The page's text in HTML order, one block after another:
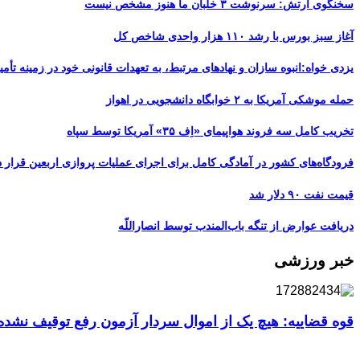
سخنگوی ارتش: سرنوشت ۳ خلبان ما هنوز مشخص نیست
آغاز سبز بورس با رشد ۱۱۰ هزار واحدی شاخص کل
یزدی خواه:انبوه سازان و نهادهای مرتبط، به تعهدات قانونی خود در زمینه
حمله موشکی آمریکا به ۲ خوابگاه دانشجویی در اهواز
تخریب کامل سه فروند هواپیمای «اِف ۳۵» آمریکا توسط سپاه
فرودگاه‌های کشور در آمادگی کامل برای اجرای عملیات پروازی اربعین قرار
قیمت نفت ۹۰ دلار شد
دریافت عوارض از تنگه باب‌المندب توسط انصاراللّه
خبر ورزشی
قوه قضاییه: هیچ یک از اموال سردار آزمون رفع توقیف